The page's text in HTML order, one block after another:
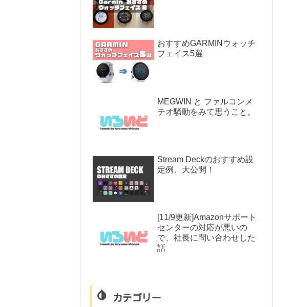
おすすめGARMINウォッチ
フェイス5選
MEGWIN と ファルコンメ
テオ騒動をみて思うこと。
Stream Deckのおすすめ設
定例、大公開！
[11/9更新]Amazonサポート
センターの対応が悪いの
で、社長に問い合わせした
話
カテゴリー